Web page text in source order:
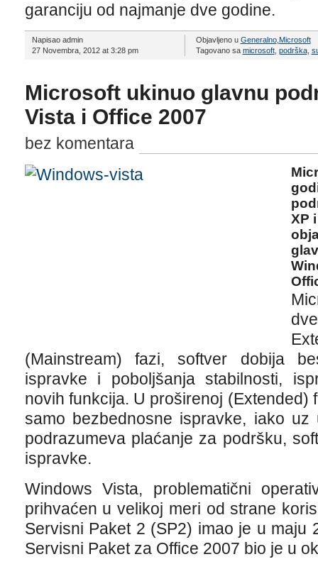
garanciju od najmanje dve godine.
Napisao admin
27 Novembra, 2012 at 3:28 pm
Objavljeno u Generalno, Microsoft
Tagovano sa microsoft, podrška,
Microsoft ukinuo glavnu
Vista i Office 2007
bez komentara
XP
(Mainstream) fazi, softver dobija
ispravke i poboljšanja stabilnosti,
novih funkcija. U proširenoj (Extended)
samo bezbednosne ispravke, iako
podrazumeva plaćanje za podršku,
ispravke.
Windows Vista, problematični
prihvaćen u velikoj meri od strane
Servisni Paket 2 (SP2) imao je u maju
Servisni Paket za Office 2007 bio je u